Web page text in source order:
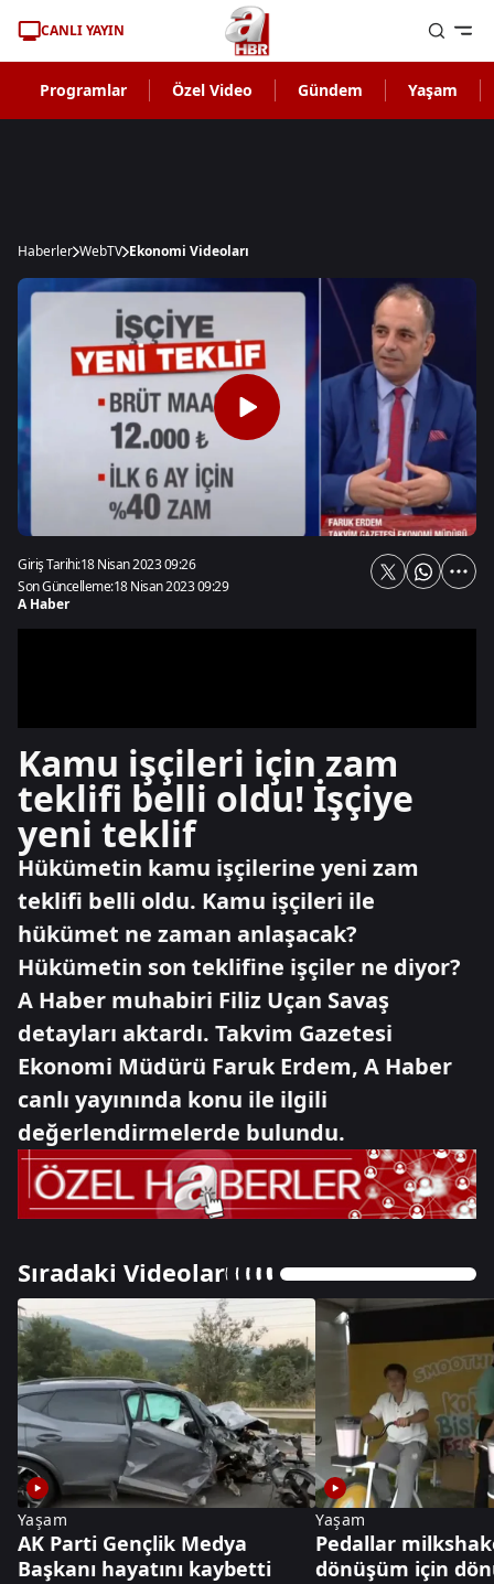
CANLI YAYIN
Programlar Özel Video Gündem Yaşam
Haberler WebTV Ekonomi Videoları
Giriş Tarihi:18 Nisan 2023 09:26
Son Güncelleme:18 Nisan 2023 09:29
A Haber
Kamu işçileri için zam
teklifi belli oldu! İşçiye
yeni teklif
Hükümetin kamu işçilerine yeni zam
teklifi belli oldu. Kamu işçileri ile
hükümet ne zaman anlaşacak?
Hükümetin son teklifine işçiler ne diyor?
A Haber muhabiri Filiz Uçan Savaş
detayları aktardı. Takvim Gazetesi
Ekonomi Müdürü Faruk Erdem, A Haber
canlı yayınında konu ile ilgili
değerlendirmelerde bulundu.
Sıradaki Videolar
Yaşam
AK Parti Gençlik Medya
Başkanı hayatını kaybetti
Yaşam
Pedallar
dönüşüm için